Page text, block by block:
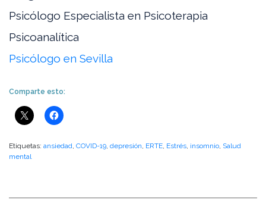
Psicólogo Especialista en Psicoterapia
Psicoanalítica
Psicólogo en Sevilla
Comparte esto:
Etiquetas: ansiedad, COVID-19, depresión, ERTE, Estrés, insomnio, Salud
mental